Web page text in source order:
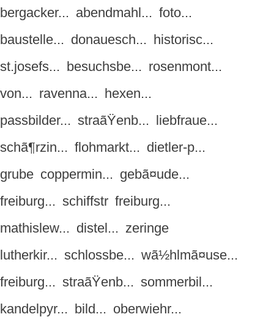
bergacker... abendmahl... foto...
baustelle... donauesch... historisc...
st.josefs... besuchsbe... rosenmont...
von... ravenna... hexen...
passbilder... straãŸenb... liebfraue...
schã¶rzin... flohmarkt... dietler-p...
grube coppermin... gebã¤ude...
freiburg... schiffstr freiburg...
mathislew... distel... zeringe
lutherkir... schlossbe... wã½hlmã¤use...
freiburg... straãŸenb... sommerbil...
kandelpyr... bild... oberwiehr...